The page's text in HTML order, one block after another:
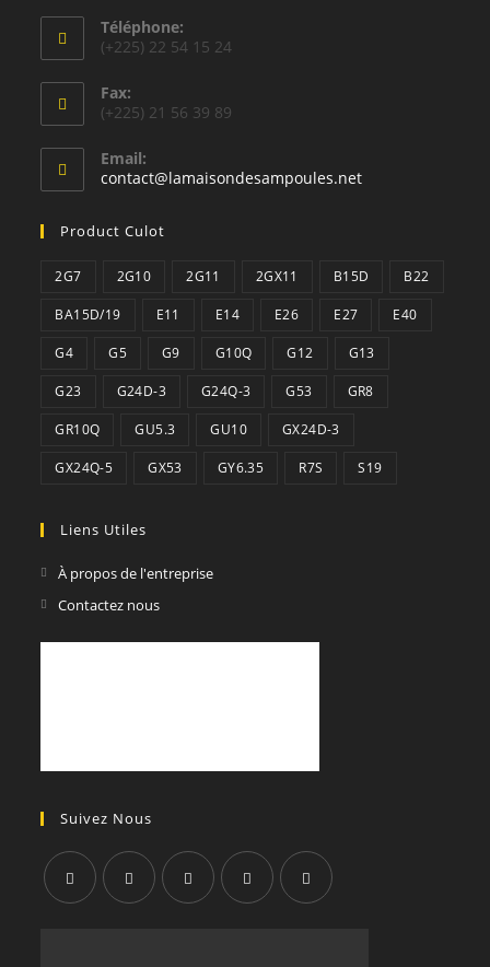
Téléphone:
(+225) 22 54 15 24
Fax:
(+225) 21 56 39 89
Email:
contact@lamaisondesampoules.netS’ouvre
Product Culot
2G7 2G10 2G11 2GX11 B15D B22
BA15D/19 E11 E14 E26 E27 E40
G4 G5 G9 G10Q G12 G13
G23 G24D-3 G24Q-3 G53 GR8
GR10Q GU5.3 GU10 GX24D-3
GX24Q-5 GX53 GY6.35 R7S S19
Liens Utiles
À propos de l'entreprise
Contactez nous
Suivez Nous